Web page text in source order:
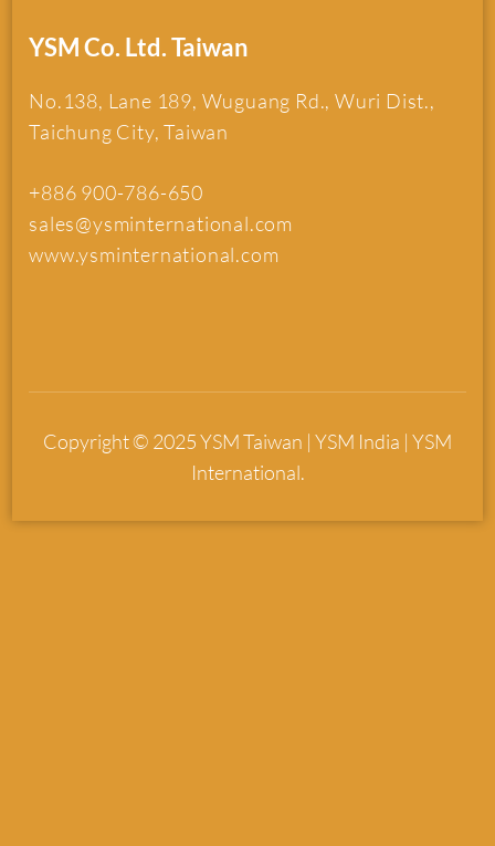
YSM Co. Ltd. Taiwan
No.138, Lane 189, Wuguang Rd., Wuri Dist.,
Taichung City, Taiwan
+886 900-786-650
sales@ysminternational.com
www.ysminternational.com
Copyright © 2025 YSM Taiwan | YSM India | YSM
International.